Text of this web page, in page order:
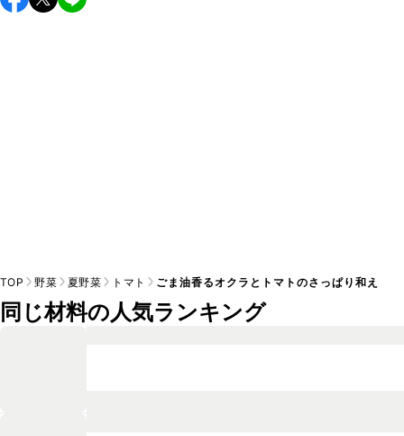
し上がりください。
TOP 野菜 夏野菜 トマト ごま油香るオクラとトマトのさっぱり和え
同じ材料の人気ランキング